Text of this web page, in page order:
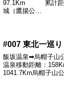
97.1Km 累計距
城（鷹揚公
迎えです。・・・・
#007 東北
飯坂温泉➡烏帽子山
温泉移動距離：
1041.7Km烏帽子山公